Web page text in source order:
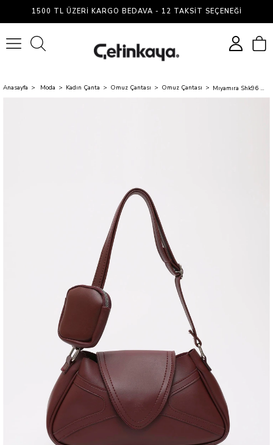
1500 TL ÜZERI KARGO BEDAVA - 12 TAKSIT SEÇENEĞI
Anasayfa Moda Kadın Çanta Omuz Çantası Omuz Çantası Mıyamıra Shk96 Bordo Kadın Omuz Cantası